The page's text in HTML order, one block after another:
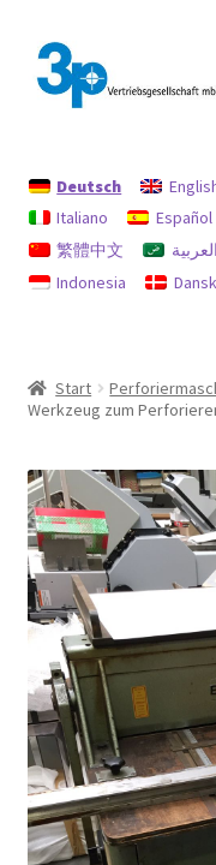
Zur
Navigation
springen
Zum
Inhalt
springen
Datenschutz
Gebrauchtmaschinen
Deutsch
Italiano
Español
繁體中文
العربية
Indonesia
Dansk
Start
Werkzeug zum